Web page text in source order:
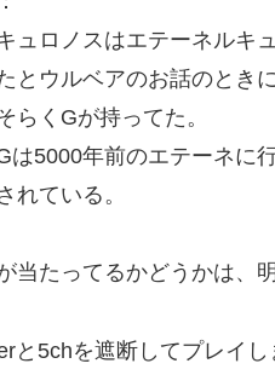
ュロノスはエテーネルキ
とウルベアのお話のとき
らくGが持ってた。
は5000年前のエテーネに
れている。
当たってるかどうかは、
と5chを遮断してプレイ